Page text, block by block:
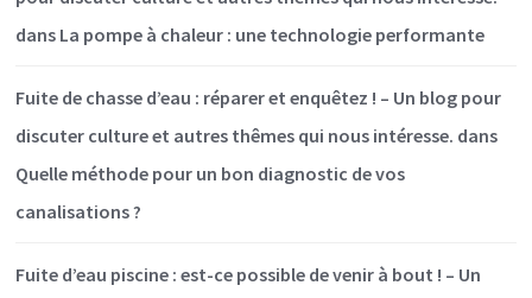
dans La pompe à chaleur : une technologie performante
Fuite de chasse d’eau : réparer et enquêtez ! – Un blog pour
discuter culture et autres thêmes qui nous intéresse. dans
Quelle méthode pour un bon diagnostic de vos
canalisations ?
Fuite d’eau piscine : est-ce possible de venir à bout ! – Un